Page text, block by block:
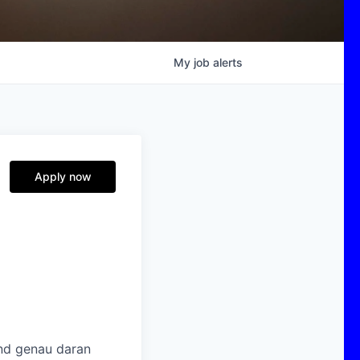
My job alerts
Apply now
genau daran